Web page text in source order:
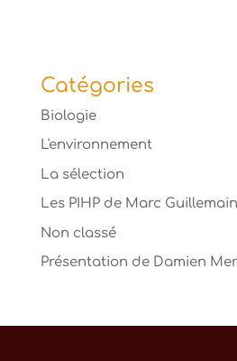
Catégories
Biologie
L'environnement
La sélection
Les PIHP de Marc Guillemain
Non classé
Présentation de Damien